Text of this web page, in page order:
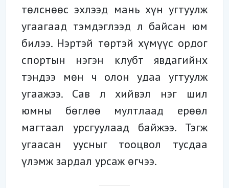
төлснөөс эхлээд мань хүн угтуулж
угаагаад тэмдэглээд л байсан юм
билээ. Нэртэй төртэй хүмүүс ордог
спортын нэгэн клубт явдагийнх
тэндээ мөн ч олон удаа угтуулж
угаажээ. Сав л хийвэл нэг шил
юмны бөглөө мултлаад ерөөл
магтаал урсгуулаад байжээ. Тэгж
угаасан уусныг тооцвол тусдаа
үлэмж зардал урсаж өгчээ.